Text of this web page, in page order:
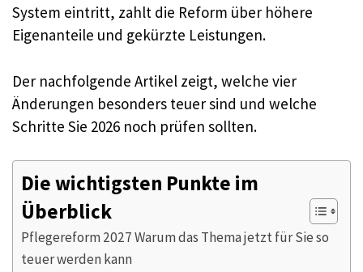
System eintritt, zahlt die Reform über höhere
Eigenanteile und gekürzte Leistungen.
Der nachfolgende Artikel zeigt, welche vier
Änderungen besonders teuer sind und welche
Schritte Sie 2026 noch prüfen sollten.
Die wichtigsten Punkte im
Überblick
Pflegereform 2027 Warum das Thema jetzt für Sie so
teuer werden kann